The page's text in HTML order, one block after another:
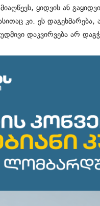
ყიდვის ან
კი. ეს
დაკვირვება არ